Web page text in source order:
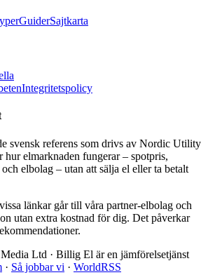
GuiderSajtkarta
Integritetspolicy
svensk referens som drivs av Nordic Utility
elmarknaden fungerar – spotpris,
elbolag – utan att sälja el eller ta betalt
vissa länkar går till våra partner-elbolag och
utan extra kostnad för dig. Det påverkar
Ltd · Billig El är en jämförelsetjänst
· Så jobbar vi · WorldRSS